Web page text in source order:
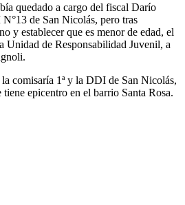
quedado a cargo del fiscal Darío
de San Nicolás, pero tras
y establecer que es menor de edad, el
Unidad de Responsabilidad Juvenil, a
comisaría 1ª y la DDI de San Nicolás,
epicentro en el barrio Santa Rosa.